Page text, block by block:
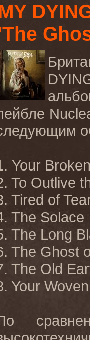
Your
To Outlive
Tired of
The
The Long
The Ghost
The Old
Your